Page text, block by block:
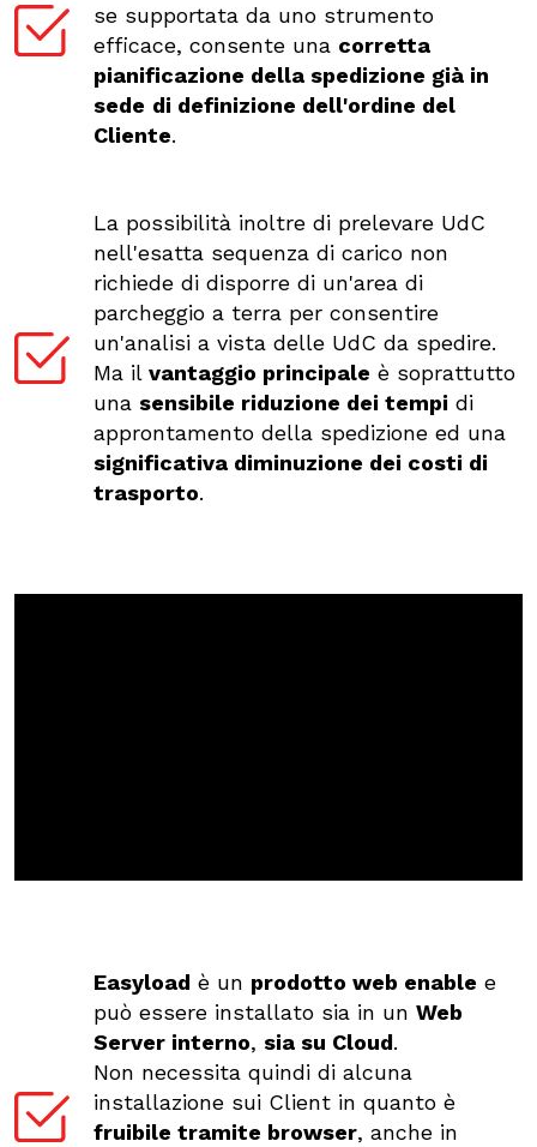
se supportata da uno strumento
efficace, consente una corretta
pianificazione della spedizione già in
sede di definizione dell'ordine del
Cliente.
La possibilità inoltre di prelevare UdC
nell'esatta sequenza di carico non
richiede di disporre di un'area di
parcheggio a terra per consentire
un'analisi a vista delle UdC da spedire.
Ma ilvantaggio principale è soprattutto
una sensibile riduzione dei tempi di
approntamento della spedizione ed una
significativa diminuzione dei costi di
trasporto.
Easyload è un prodotto web enable e
può essere installato sia in unWeb
Server interno, sia su Cloud.
Non necessita quindi di alcuna
installazione sui Client in quanto è
fruibile tramite browser, anche in